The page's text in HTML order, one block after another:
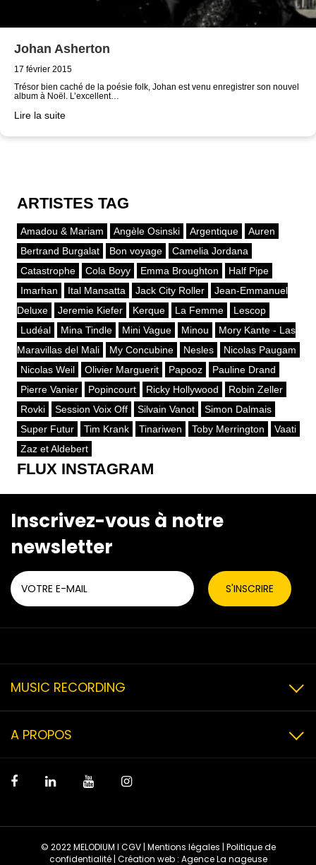
Johan Asherton
17 février 2015
Trésor bien caché de la poésie folk, Johan est venu enregistrer son nouvel
album à Noël. L’excellent…
Lire la suite
ARTISTES TAG
Amadou & Mariam Angèle Osinski Argentique
Auren
Bertrand Burgalat
Bon voyage
Camelia Jordana
Catastrophe
Cola Boyy Emma Broughton
Half Pipe
Imarhan
Ital Mansatta Jack City Roller
Jean-Emmanuel
Deluxe
Jeremie Kiefer Kerque La Femme
Lescop
Ludéal
Mina Tindle Mini Vague Minou
Mory Kante - Las
Maravillas del Mali
My Concubine Nesles
Nicolas Paugam
Nicolas Weil
Olivier Marguerit Papooz
Pauline Drand
Pierre Vanier
Popincourt Ricky Hollywood
Robin Zeller
Rovki
Session Voix Off Silvain Vanot
Simon Dalmais
Super Futur
Tim Krank Tinariwen Toby Merrington
Vaati
Zaz et Aldebert
FLUX INSTAGRAM
Inscrivez-vous à notre
newsletter
MUSIC RECORDING
A PROPOS
© 2022 MELODIUM I CGV| Mentions légales | Politique de
confidentialité| Création web : Agence La nageuse